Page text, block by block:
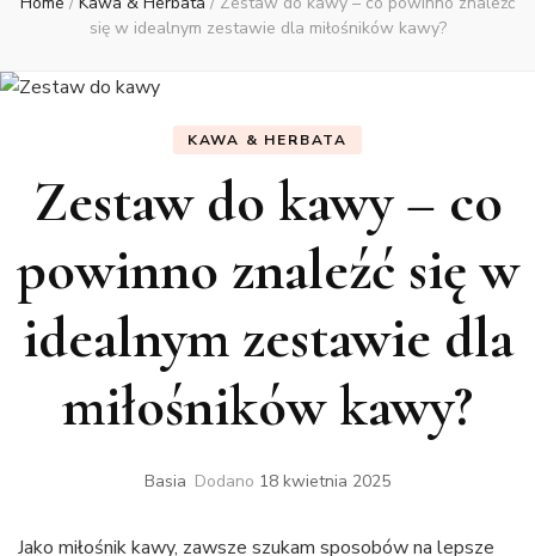
się w idealnym zestawie dla miłośników kawy?
KAWA & HERBATA
Zestaw do kawy – co
powinno znaleźć się w
idealnym zestawie dla
miłośników kawy?
Basia Dodano 18 kwietnia 2025
Jako miłośnik kawy, zawsze szukam sposobów na lepsze